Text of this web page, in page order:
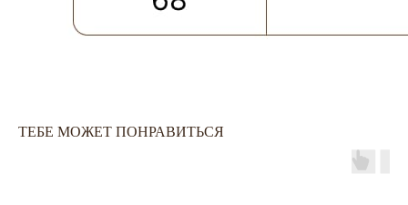
ТЕБЕ МОЖЕТ ПОНРАВИТЬСЯ
СКОРО В НАЛИЧИИ
КАРЬЕРА